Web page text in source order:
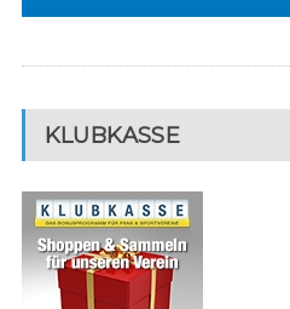
KLUBKASSE